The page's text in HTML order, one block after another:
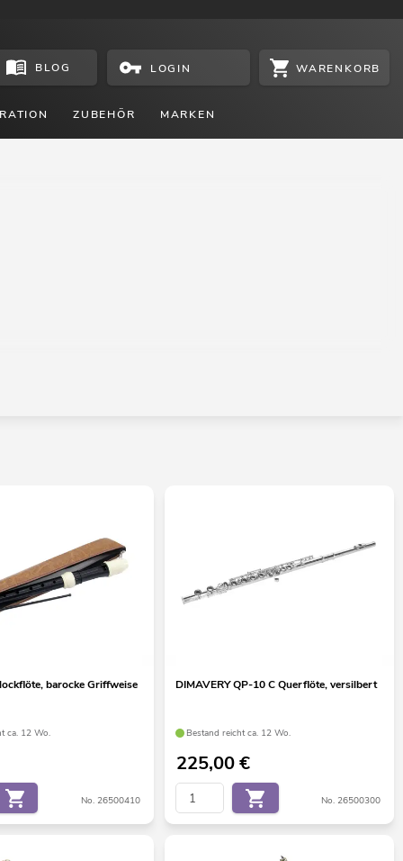
BLOG LOGIN WARENKORB
ZUBEHÖR MARKEN
barocke Griffweise
ca. 12 Wo.
No. 26500410
DIMAVERY QP-10 C Querflöte, versilbert
Bestand reicht ca. 12 Wo.
225,00€
No. 26500300